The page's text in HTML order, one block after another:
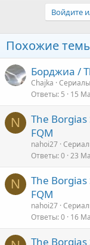
Войдите
Похожие
Борджиа /
Chajka Сериалы
Ответы 5 15
N
The Borgias
FQM
nahoi27
Ответы 0 23
N
The Borgias
FQM
nahoi27
Ответы 0 16
The Borgias